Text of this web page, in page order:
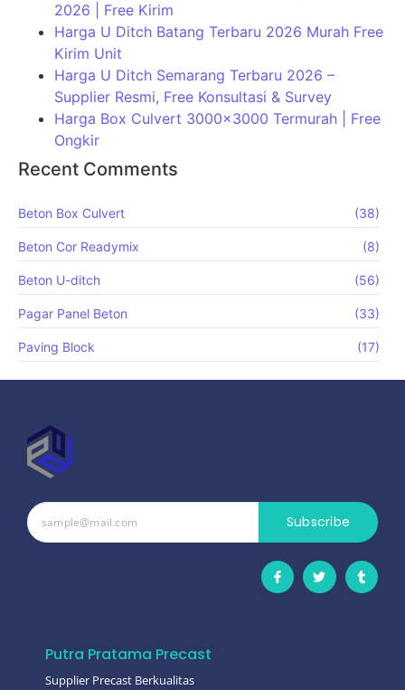
2026 | Free Kirim
Harga U Ditch Batang Terbaru 2026 Murah Free
Kirim Unit
Harga U Ditch Semarang Terbaru 2026 –
Supplier Resmi, Free Konsultasi & Survey
Harga Box Culvert 3000×3000 Termurah | Free
Ongkir
Recent Comments
Beton Box Culvert (38)
Beton Cor Readymix (8)
Beton U-ditch (56)
Pagar Panel Beton (33)
Paving Block (17)
Subscribe
Putra Pratama Precast
Supplier Precast Berkualitas